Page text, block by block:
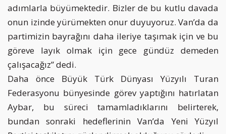
adımlarla büyümektedir. Bizler de bu kutlu davada
onun izinde yürümekten onur duyuyoruz. Van’da da
partimizin bayrağını daha ileriye taşımak için ve bu
göreve layık olmak için gece gündüz demeden
çalışacağız” dedi.
Daha önce Büyük Türk Dünyası Yüzyılı Turan
Federasyonu bünyesinde görev yaptığını hatırlatan
Aybar, bu süreci tamamladıklarını belirterek,
bundan sonraki hedeflerinin Van’da Yeni Yüzyıl